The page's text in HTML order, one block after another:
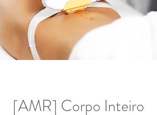
[AMR] Corpo Inteiro